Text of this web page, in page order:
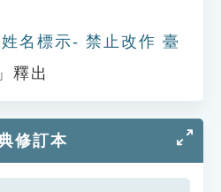
名標示- 禁止改作 臺
釋出
修訂本